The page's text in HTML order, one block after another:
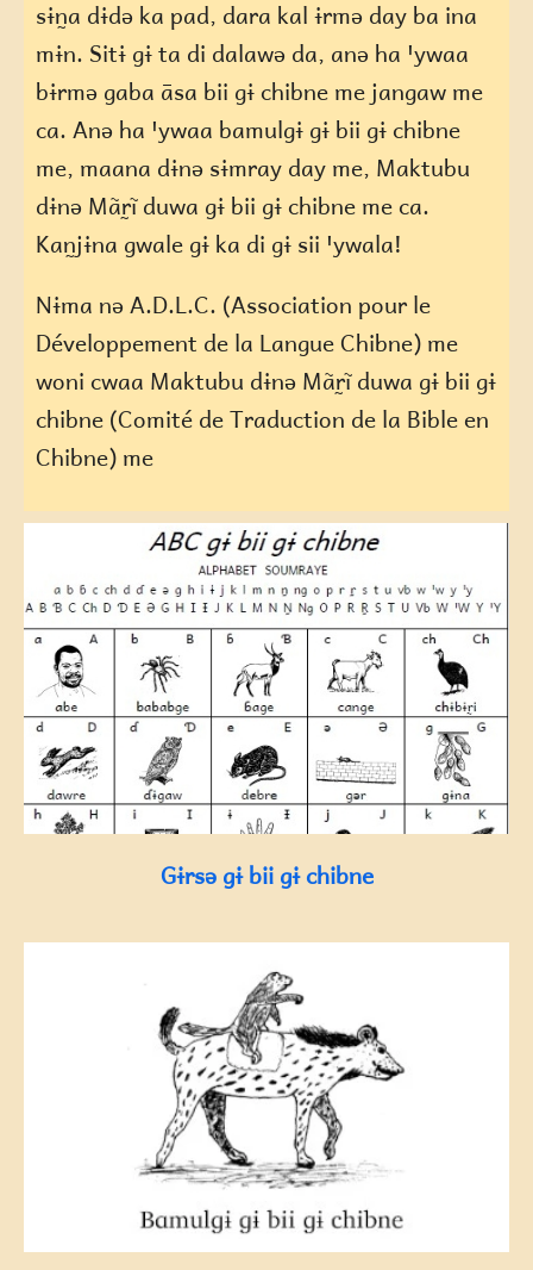
sɨn̰a dɨdə ka pad, dara kal ɨrmə day ba ina
mɨn. Sitɨ gɨ ta di dalawə da, anə ha ꞌywaa
bɨrmə gaba āsa bii gɨ chibne me jangaw me
ca. Anə ha ꞌywaa bamulgɨ gɨ bii gɨ chibne
me, maana dɨnə sɨmray day me, Maktubu
dɨnə Mãr̰ĩ duwa gɨ bii gɨ chibne me ca.
Kan̰jɨna gwale gɨ ka di gɨ sii ꞌywala!
Nɨma nə A.D.L.C. (Association pour le
Développement de la Langue Chibne) me
woni cwaa Maktubu dɨnə Mãr̰ĩ duwa gɨ bii gɨ
chibne (Comité de Traduction de la Bible en
Chibne) me
Gɨrsə gɨ bii gɨ chibne